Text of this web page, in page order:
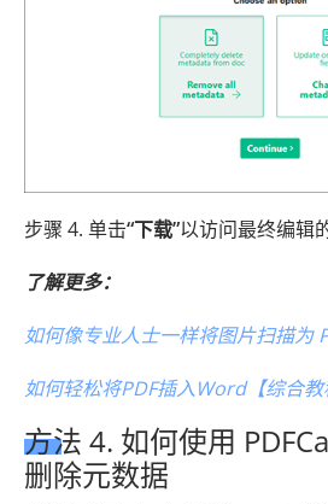
步骤 4. 单击“下载”以访问最终编辑
了解更多：
如何像专业人士一样将图片扫描为
如何轻松将PDF插入Word【综合教
方法 4. 如何使用
删除元数据